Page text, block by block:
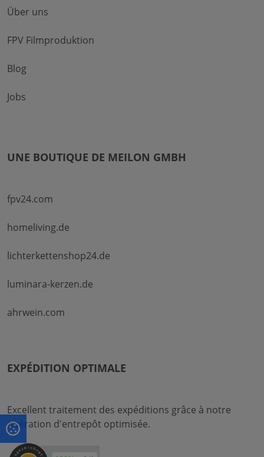
Über uns
FPV Filmproduktion
Blog
Jobs
UNE BOUTIQUE DE MEILON GMBH
fpv24.com
homeliving.de
lichterkettenshop24.de
luminara-kerzen.de
ahrwein.com
EXPÉDITION OPTIMALE
Excellent traitement des expéditions grâce à notre
opération d'entrepôt optimisée.